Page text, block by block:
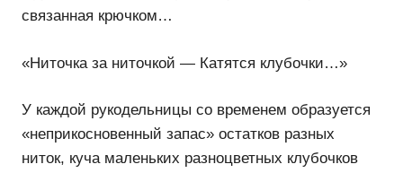
связанная крючком…
«Ниточка за ниточкой — Катятся клубочки…»
У каждой рукодельницы со временем образуется
«неприкосновенный запас» остатков разных
ниток, куча маленьких разноцветных клубочков